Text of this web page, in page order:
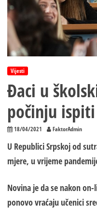
Vijesti
Đaci u
počinju
18/04/2021 FaktorAdmin
U Republici Srpskoj od
mjere, u vrijeme
Novina je da se nakon
ponovo vraćaju učenici